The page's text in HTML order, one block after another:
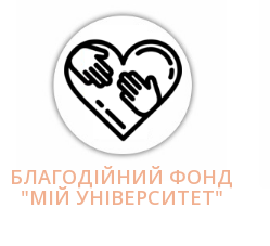
БЛАГОДІЙНИЙ ФОНД
"МІЙ УНІВЕРСИТЕТ"